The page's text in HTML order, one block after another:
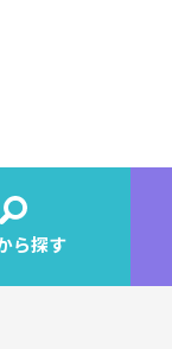
ら探す